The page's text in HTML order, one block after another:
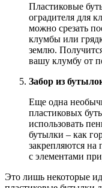
Пластиковые
оградителя для
можно срезать
клумбы или
землю.
вашу клумбу от
Забор из
Еще одна
пластиковых
использовать
бутылки – как
закрепляются на
с элементами
Это лишь некоторые